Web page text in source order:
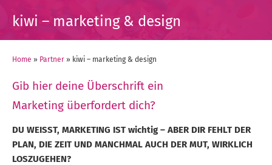
kiwi – marketing & design
Home » Partner » kiwi – marketing & design
Gib hier deine Überschrift ein
Marketing überfordert dich?
DU WEISST, MARKETING IST wichtig – ABER DIR FEHLT DER
PLAN, DIE ZEIT UND MANCHMAL AUCH DER MUT, WIRKLICH
LOSZUGEHEN?